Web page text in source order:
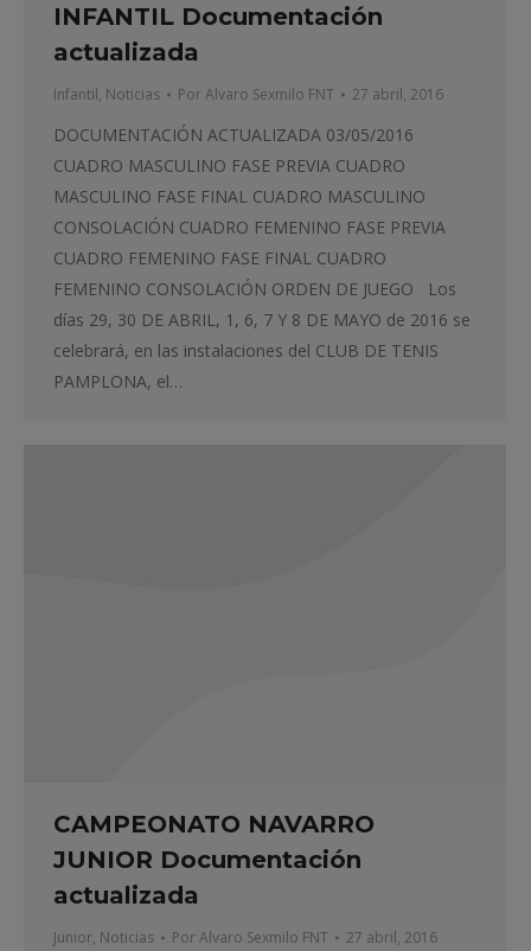
INFANTIL Documentación
actualizada
Infantil, Noticias PorAlvaro Sexmilo FNT 27 abril, 2016
DOCUMENTACIÓN ACTUALIZADA 03/05/2016
CUADRO MASCULINO FASE PREVIA CUADRO
MASCULINO FASE FINAL CUADRO MASCULINO
CONSOLACIÓN CUADRO FEMENINO FASE PREVIA
CUADRO FEMENINO FASE FINAL CUADRO
FEMENINO CONSOLACIÓN ORDEN DE JUEGO Los
días 29, 30 DE ABRIL, 1, 6, 7 Y 8 DE MAYO de 2016 se
celebrará, en las instalaciones del CLUB DE TENIS
PAMPLONA, el…
CAMPEONATO NAVARRO
JUNIOR Documentación
actualizada
Junior, Noticias PorAlvaro Sexmilo FNT 27 abril, 2016